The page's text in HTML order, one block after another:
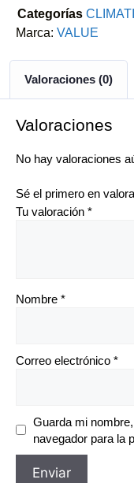
Categorías
Marca: VALUE
Valoraciones (0)
Valoraciones
No hay valoraciones
Sé el primero en
Tu valoración *
Nombre *
Correo electrónico *
Guarda mi
navegador para la